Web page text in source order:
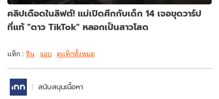
คลิปเดือดในลิฟต์! แม่เปิดศึกกับเด็ก 14 เจอขุดวาร์ป
ที่แท้ "ดาว TikTok" หลอกเป็นสาวโสด
แท็ก : จีน จอบ ดูแท็กทั้งหมด
สนับสนุนเนื้อหา